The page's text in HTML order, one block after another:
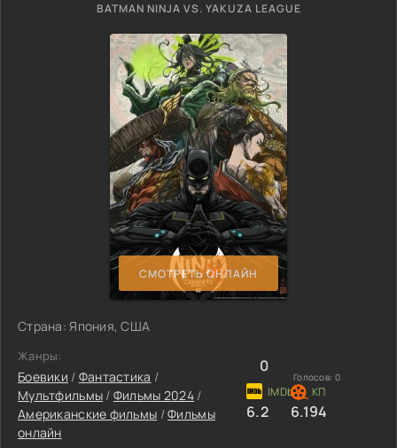
BATMAN NINJA VS. YAKUZA LEAGUE
СМОТРЕТЬ ОНЛАЙН
Страна: Япония, США
Жанры:
Боевики / Фантастика /
Мультфильмы / Фильмы 2024 /
Американские фильмы /Фильмы
онлайн
0
Голосов: 0
6.2 6.194